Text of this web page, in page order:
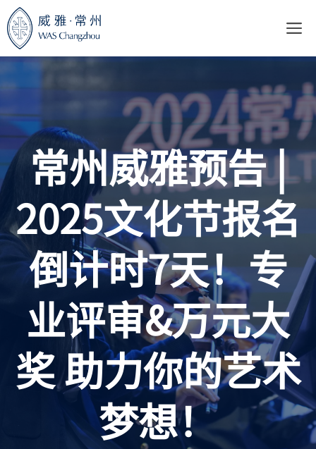
至
内
容
菜
单
常州威雅预告 |
2025文化节报名
倒计时7天！专
业评审&万元大
奖 助力你的艺术
梦想！